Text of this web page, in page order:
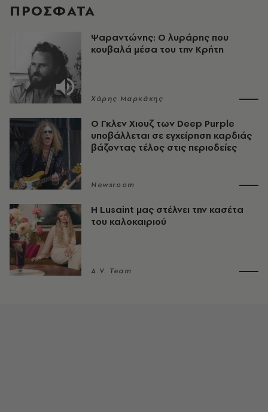
ΠΡΟΣΦΑΤΑ
Ψαραντώνης: Ο λυράρης που
κουβαλά μέσα του την Κρήτη
Χάρης Μαρκάκης
O Γκλεν Χιουζ των Deep Purple
υποβάλλεται σε εγχείρηση καρδιάς
βάζοντας τέλος στις περιοδείες
Newsroom
Η Lusaint μας στέλνει την κασέτα
του καλοκαιριού
A.V. Team